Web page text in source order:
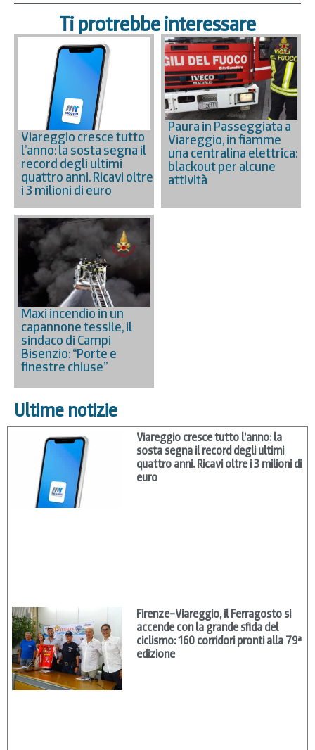
Ti protrebbe interessare
Viareggio cresce tutto
l’anno: la sosta segna il
record degli ultimi
quattro anni. Ricavi oltre
i 3 milioni di euro
Paura in Passeggiata a
Viareggio, in fiamme
una centralina elettrica:
blackout per alcune
attività
Maxi incendio in un
capannone tessile, il
sindaco di Campi
Bisenzio: “Porte e
finestre chiuse”
Ultime notizie
Viareggio cresce tutto l’anno: la
sosta segna il record degli ultimi
quattro anni. Ricavi oltre i 3 milioni di
euro
Firenze–Viareggio, il Ferragosto si
accende con la grande sfida del
ciclismo: 160 corridori pronti alla 79ª
edizione